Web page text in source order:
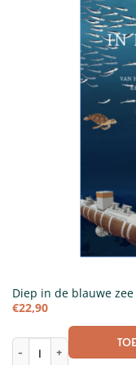
Diep in de blauwe zee
€22,90
Diep in de blauwe zee